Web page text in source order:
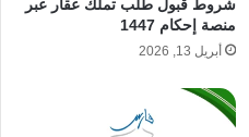
شروط قبول طلب تملك عقار عبر
منصة إحكام 1447
أبريل 13, 2026